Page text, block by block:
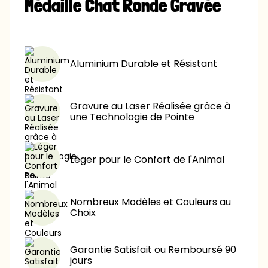
11,90 $ -40%
Médaille Chat Ronde Gravée
Aluminium Durable et Résistant
Gravure au Laser Réalisée grâce à
une Technologie de Pointe
Léger pour le Confort de l'Animal
Nombreux Modèles et Couleurs au
Choix
Garantie Satisfait ou Remboursé 90
jours